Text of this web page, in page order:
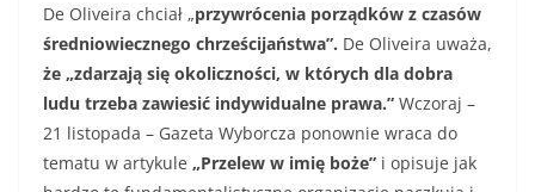
De Oliveira chciał „przywrócenia porządków z czasów
średniowiecznego chrześcijaństwa”. De Oliveira uważa,
że „zdarzają się okoliczności, w których dla dobra
ludu trzeba zawiesić indywidualne prawa.” Wczoraj –
21 listopada – Gazeta Wyborcza ponownie wraca do
tematu w artykule „Przelew w imię boże” i opisuje jak